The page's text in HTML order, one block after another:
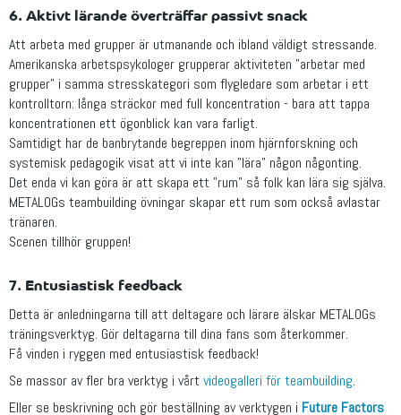
6. Aktivt lärande överträffar passivt snack
Att arbeta med grupper är utmanande och ibland väldigt stressande.
Amerikanska arbetspsykologer grupperar aktiviteten "arbetar med
grupper" i samma stresskategori som flygledare som arbetar i ett
kontrolltorn: långa sträckor med full koncentration - bara att tappa
koncentrationen ett ögonblick kan vara farligt.
Samtidigt har de banbrytande begreppen inom hjärnforskning och
systemisk pedagogik visat att vi inte kan "lära" någon någonting.
Det enda vi kan göra är att skapa ett "rum" så folk kan lära sig själva.
METALOGs teambuilding övningar skapar ett rum som också avlastar
tränaren.
Scenen tillhör gruppen!
7. Entusiastisk feedback
Detta är anledningarna till att deltagare och lärare älskar METALOGs
träningsverktyg. Gör deltagarna till dina fans som återkommer.
Få vinden i ryggen med entusiastisk feedback!
Se massor av fler bra verktyg i vårt videogalleri för teambuilding.
Eller se beskrivning och gör beställning av verktygen i Future Factors